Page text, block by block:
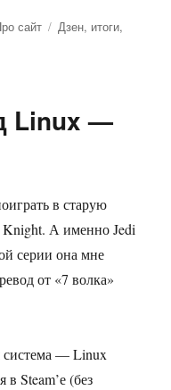
сайт Метки
Дзен, итоги,
Linux —
в старую
Knight. А именно Jedi
серии она мне
от «7 волка»
система — Linux
Steam’е (без